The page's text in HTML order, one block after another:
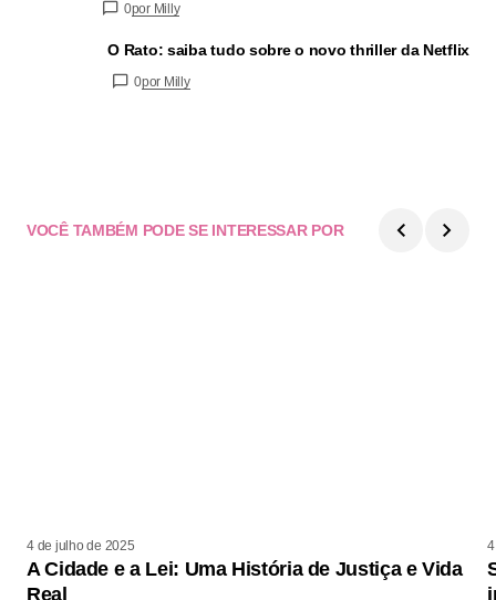
0por Milly
O Rato: saiba tudo sobre o novo thriller da Netflix
0por Milly
VOCÊ TAMBÉM PODE SE INTERESSAR POR
4 de julho de 2025
A Cidade e a Lei: Uma História de Justiça e Vida
Real